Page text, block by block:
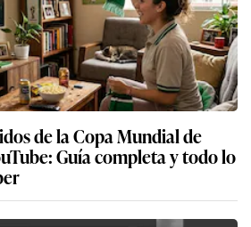
de la Copa Mundial de
Guía completa y todo lo